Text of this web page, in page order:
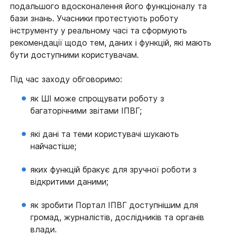
подальшого вдосконалення його функціоналу та
бази знань. Учасники протестують роботу
інструменту у реальному часі та сформують
рекомендації щодо тем, даних і функцій, які мають
бути доступними користувачам.
Під час заходу обговоримо:
як ШІ може спрощувати роботу з
багаторічними звітами ІПВГ;
які дані та теми користувачі шукають
найчастіше;
яких функцій бракує для зручної роботи з
відкритими даними;
як зробити Портал ІПВГ доступнішим для
громад, журналістів, дослідників та органів
влади.